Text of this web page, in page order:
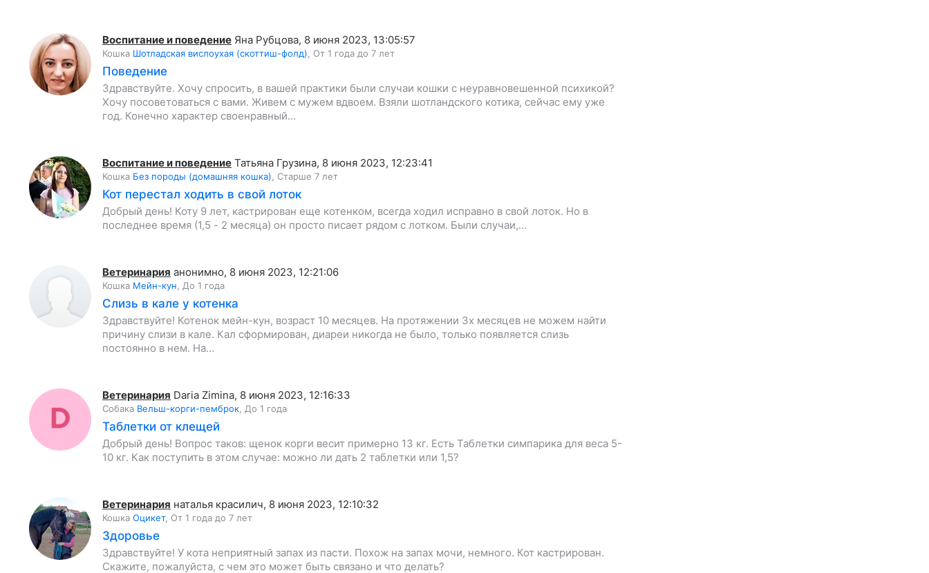
Воспитание и поведение Яна Рубцова, 8 июня 2023, 13:05:57
Кошка Шотладская вислоухая (скоттиш-фолд) От 1 года до 7 лет
Поведение
Здравствуйте. Хочу спросить, в вашей практики были случаи кошки с неуравновешенной психикой?
Хочу посоветоваться с вами. Живем с мужем вдвоем. Взяли шотландского котика, сейчас ему уже
год. Конечно характер своенравный…
Воспитание и поведение Татьяна Грузина, 8 июня 2023, 12:23:41
Кошка Без породы (домашняя кошка) Старше 7 лет
Кот перестал ходить в свой лоток
Добрый день! Коту 9 лет, кастрирован еще котенком, всегда ходил исправно в свой лоток. Но в
последнее время (1,5 - 2 месяца) он просто писает рядом с лотком. Были случаи,…
Ветеринария анонимно, 8 июня 2023, 12:21:06
Кошка Мейн-кун До 1 года
Слизь в кале у котенка
Здравствуйте! Котенок мейн-кун, возраст 10 месяцев. На протяжении 3х месяцев не можем найти
причину слизи в кале. Кал сформирован, диареи никогда не было, только появляется слизь
постоянно в нем. На…
Ветеринария Daria Zimina, 8 июня 2023, 12:16:33
Собака Вельш-корги-пемброк До 1 года
Таблетки от клещей
Добрый день! Вопрос таков: щенок корги весит примерно 13 кг. Есть Таблетки симпарика для веса 5-
10 кг. Как поступить в этом случае: можно ли дать 2 таблетки или 1,5?
Ветеринария наталья красилич, 8 июня 2023, 12:10:32
Кошка Оцикет, От 1 года до 7 лет
Здоровье
Здравствуйте! У кота неприятный запах из пасти. Похож на запах мочи, немного. Кот кастрирован.
Скажите, пожалуйста, с чем это может быть связано и что делать?